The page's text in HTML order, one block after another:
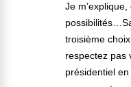
Je
troisième
respectez pas
présidentiel